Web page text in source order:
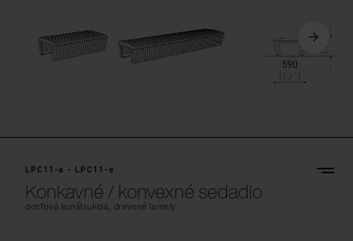
LPC11-a - LPC11-e
Konkavné / konvexné sedadlo
oceľová konštrukcia, drevené lamely